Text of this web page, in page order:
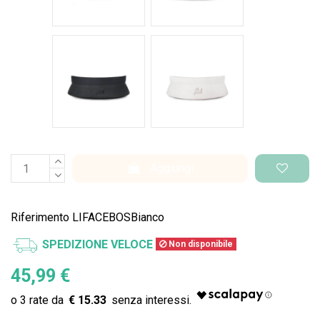
Riferimento LIFACEBOSBianco
SPEDIZIONE VELOCE Non disponibile
45,99 €
€ 15.33